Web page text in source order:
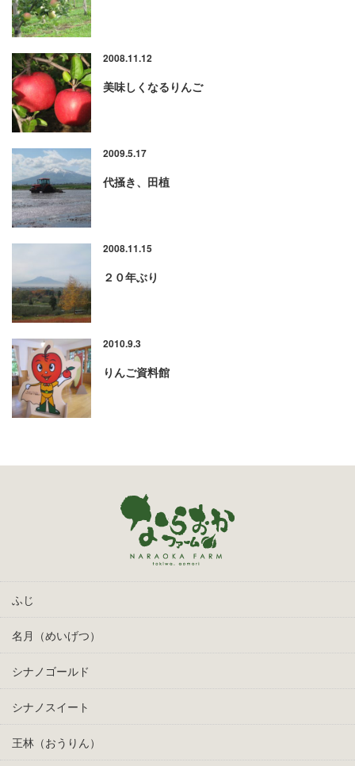
2008.11.12
美味しくなるりんご
2009.5.17
代掻き、田植
2008.11.15
２０年ぶり
2010.9.3
りんご資料館
ふじ
名月（めいげつ）
シナノゴールド
シナノスイート
王林（おうりん）